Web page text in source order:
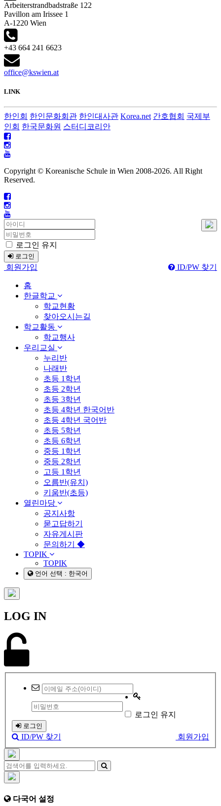
Arbeiterstrandbadstraße 122
Pavillon am Irissee 1
A-1220 Wien
+43 664 241 6623
office@kswien.at
LINK
한인회 한인문화회관 한인대사관 Korea.net 간호협회 국제부
인회 한국문화원 스터디코리안
Copyright © Koreanische Schule in Wien 2008-2026. All Right
Reserved.
로그인 유지
로그인
회원가입 ID/PW 찾기
홈
한글학교
학교현황
찾아오시는길
학교활동
학교행사
우리교실
누리반
나래반
초등 1학년
초등 2학년
초등 3학년
초등 4학년 한국어반
초등 4학년 국어반
초등 5학년
초등 6학년
중등 1학년
중등 2학년
고등 1학년
오름반(유치)
키움반(초등)
열린마당
공지사항
묻고답하기
자유게시판
문의하기 ◆
TOPIK
TOPIK
언어 선택 : 한국어
LOG IN
로그인 유지
로그인
회원가입
ID/PW 찾기
다국어 설정